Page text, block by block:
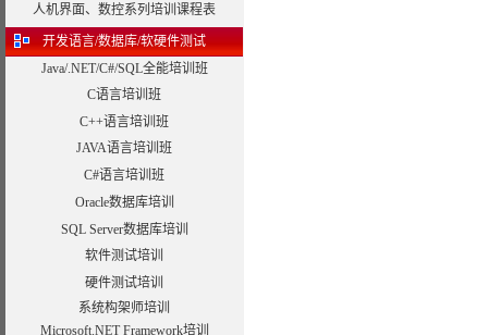
人机界面、数控系列培训课程表
开发语言/数据库/软硬件测试
Java/.NET/C#/SQL全能培训班
C语言培训班
C++语言培训班
JAVA语言培训班
C#语言培训班
Oracle数据库培训
SQL Server数据库培训
软件测试培训
硬件测试培训
系统构架师培训
Microsoft.NET Framework培训